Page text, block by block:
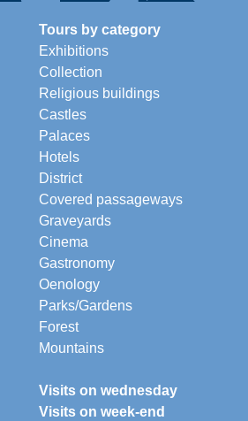
Tours by category
Exhibitions
Collection
Religious buildings
Castles
Palaces
Hotels
District
Covered passageways
Graveyards
Cinema
Gastronomy
Oenology
Parks/Gardens
Forest
Mountains
Visits on wednesday
Visits on week-end